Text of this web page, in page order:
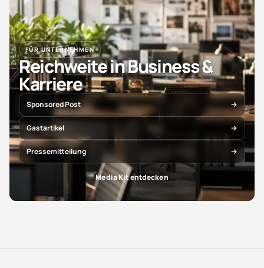
FÜR UNTERNEHMEN
Reichweite in Business &
Karriere
Sponsored Post
Gastartikel
Pressemitteilung
Media Kit entdecken